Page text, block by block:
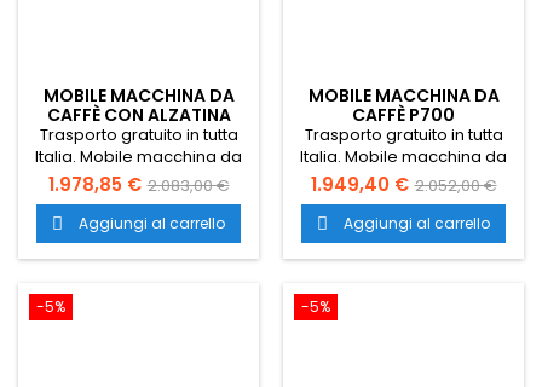
MOBILE MACCHINA DA
CAFFÈ CON ALZATINA
P700
Trasporto gratuito in tutta
Italia. Mobile macchina da
caffè con alzatina. Dotato
di porte a battente,
tramoggia battifondi,
tramoggia rifiuti e doppio
cassetto di servizio.
1.978,85 € 2.083,00 €
 Aggiungi al carrello
MOBILE MACCHINA DA
CAFFÈ P700
Trasporto gratuito in tutta
Italia. Mobile macchina da
caffè, Dotato di porte a
battente, tramoggia
battifondi, tramoggia rifiuti
e doppio cassetto di
servizio.
1.949,40 € 2.052,00 €
 Aggiungi al carrello
-5% -5%